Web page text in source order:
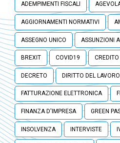
ADEMPIMENTI FISCALI
AGGIORNAMENTI NORMATIVI
ASSEGNO UNICO ASSUNZIONI
BREXIT COVID19 CREDITO
DECRETO DIRITTO DEL LAVORO
FATTURAZIONE ELETTRONICA
FINANZA D'IMPRESA GREEN
INSOLVENZA INTERVISTE